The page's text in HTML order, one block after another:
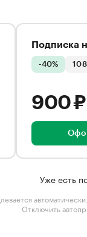
Подписка
-40% 10
900 ₽
Уже есть
Отключить